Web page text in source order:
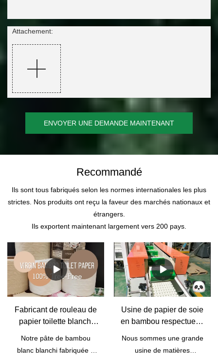
Attachement:
ENVOYER UNE DEMANDE MAINTENANT
Recommandé
Ils sont tous fabriqués selon les normes internationales les plus
strictes. Nos produits ont reçu la faveur des marchés nationaux et
étrangers.
Ils exportent maintenant largement vers 200 pays.
Fabricant de rouleau de
papier toilette blanchi
Papier Qingya
Notre pâte de bambou
blanc blanchi fabriquée à
Usine de papier de soie
en bambou respectueux
en Chine | Papier Qingya
Nous sommes une grande
usine de matières